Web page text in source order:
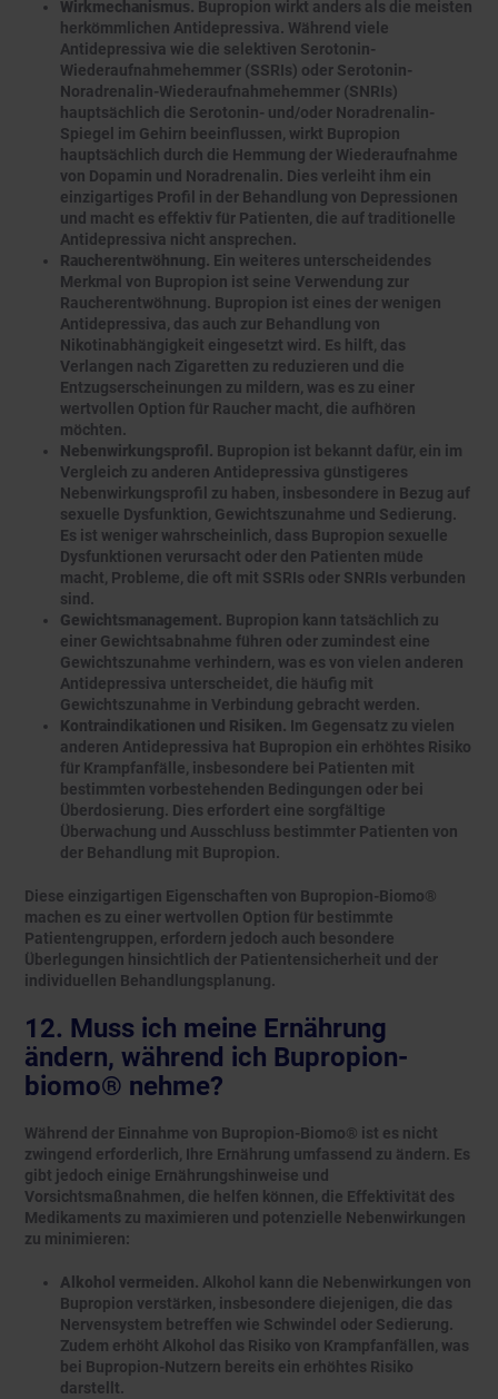
Wirkmechanismus. Bupropion wirkt anders als die meisten
herkömmlichen Antidepressiva. Während viele
Antidepressiva wie die selektiven Serotonin-
Wiederaufnahmehemmer (SSRIs) oder Serotonin-
Noradrenalin-Wiederaufnahmehemmer (SNRIs)
hauptsächlich die Serotonin- und/oder Noradrenalin-
Spiegel im Gehirn beeinflussen, wirkt Bupropion
hauptsächlich durch die Hemmung der Wiederaufnahme
von Dopamin und Noradrenalin. Dies verleiht ihm ein
einzigartiges Profil in der Behandlung von Depressionen
und macht es effektiv für Patienten, die auf traditionelle
Antidepressiva nicht ansprechen.
Raucherentwöhnung. Ein weiteres unterscheidendes
Merkmal von Bupropion ist seine Verwendung zur
Raucherentwöhnung. Bupropion ist eines der wenigen
Antidepressiva, das auch zur Behandlung von
Nikotinabhängigkeit eingesetzt wird. Es hilft, das
Verlangen nach Zigaretten zu reduzieren und die
Entzugserscheinungen zu mildern, was es zu einer
wertvollen Option für Raucher macht, die aufhören
möchten.
Nebenwirkungsprofil. Bupropion ist bekannt dafür, ein im
Vergleich zu anderen Antidepressiva günstigeres
Nebenwirkungsprofil zu haben, insbesondere in Bezug auf
sexuelle Dysfunktion, Gewichtszunahme und Sedierung.
Es ist weniger wahrscheinlich, dass Bupropion sexuelle
Dysfunktionen verursacht oder den Patienten müde
macht, Probleme, die oft mit SSRIs oder SNRIs verbunden
sind.
Gewichtsmanagement. Bupropion kann tatsächlich zu
einer Gewichtsabnahme führen oder zumindest eine
Gewichtszunahme verhindern, was es von vielen anderen
Antidepressiva unterscheidet, die häufig mit
Gewichtszunahme in Verbindung gebracht werden.
Kontraindikationen und Risiken. Im Gegensatz zu vielen
anderen Antidepressiva hat Bupropion ein erhöhtes Risiko
für Krampfanfälle, insbesondere bei Patienten mit
bestimmten vorbestehenden Bedingungen oder bei
Überdosierung. Dies erfordert eine sorgfältige
Überwachung und Ausschluss bestimmter Patienten von
der Behandlung mit Bupropion.
Diese einzigartigen Eigenschaften von Bupropion-Biomo®
machen es zu einer wertvollen Option für bestimmte
Patientengruppen, erfordern jedoch auch besondere
Überlegungen hinsichtlich der Patientensicherheit und der
individuellen Behandlungsplanung.
12. Muss ich meine Ernährung
ändern, während ich Bupropion-
biomo® nehme?
Während der Einnahme von Bupropion-Biomo® ist es nicht
zwingend erforderlich, Ihre Ernährung umfassend zu ändern. Es
gibt jedoch einige Ernährungshinweise und
Vorsichtsmaßnahmen, die helfen können, die Effektivität des
Medikaments zu maximieren und potenzielle Nebenwirkungen
zu minimieren:
Alkohol vermeiden. Alkohol kann die Nebenwirkungen von
Bupropion verstärken, insbesondere diejenigen, die das
Nervensystem betreffen wie Schwindel oder Sedierung.
Zudem erhöht Alkohol das Risiko von Krampfanfällen, was
bei Bupropion-Nutzern bereits ein erhöhtes Risiko
darstellt.